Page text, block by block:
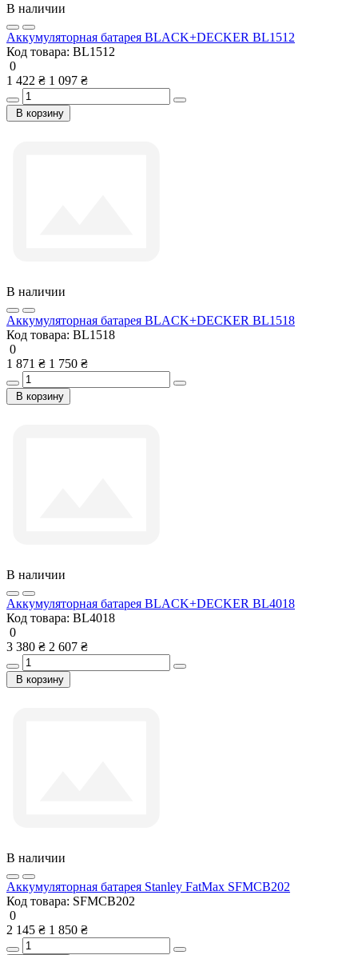
В наличии
Аккумуляторная батарея BLACK+DECKER BL1512
Код товара: BL1512
0
1 422 ₴ 1 097 ₴
В корзину
В наличии
Аккумуляторная батарея BLACK+DECKER BL1518
Код товара: BL1518
0
1 871 ₴ 1 750 ₴
В корзину
В наличии
Аккумуляторная батарея BLACK+DECKER BL4018
Код товара: BL4018
0
3 380 ₴ 2 607 ₴
В корзину
В наличии
Аккумуляторная батарея Stanley FatMax SFMCB202
Код товара: SFMCB202
0
2 145 ₴ 1 850 ₴